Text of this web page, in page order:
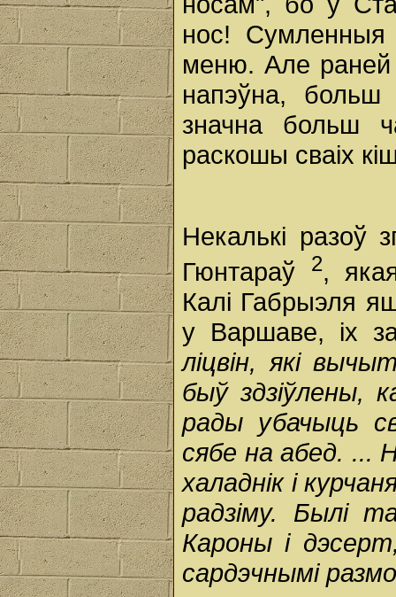
нос!
меню. Але раней
напэўна,
значна больш
раскошы сваіх
Некалькі разоў
Гюнтараў
2,
Калі Габрыэля
у Варшаве, іх
ліцвін, які
быў здзіўлены,
рады убачыць
сябе на абед. ...
халаднік і
радзіму. Былі
Кароны і
сардэчнымі